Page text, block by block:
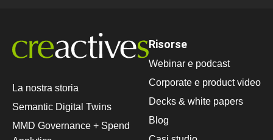
La nostra storia
Semantic Digital Twins
MMD Governance + Spend
Risorse
Webinar e podcast
Corporate e product video
Decks & white papers
Blog